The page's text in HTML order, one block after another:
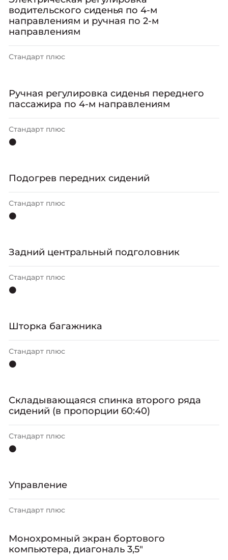
водительского сиденья по 4-м
направлениям и ручная по 2-м
направлениям
Стандарт плюс
Ручная регулировка сиденья переднего
пассажира по 4-м направлениям
Стандарт плюс
⚫
Подогрев передних сидений
Стандарт плюс
⚫
Задний центральный подголовник
Стандарт плюс
⚫
Шторка багажника
Стандарт плюс
⚫
Складывающаяся спинка второго ряда
сидений (в пропорции 60:40)
Стандарт плюс
⚫
Управление
Стандарт плюс
Монохромный экран бортового
компьютера, диагональ 3,5"